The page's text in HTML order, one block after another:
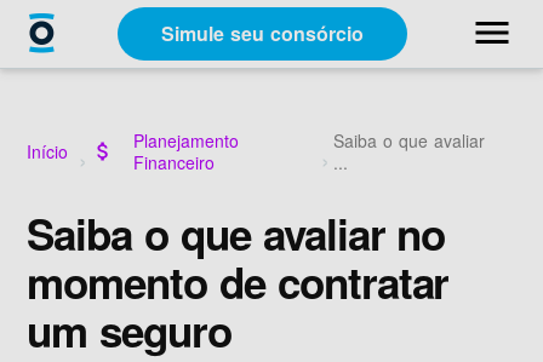
Simule seu consórcio menu
close
Categorias
Materiais Gratuitos
Sobre a Racon
Início attach_money
Planejamento
Financeiro
Saiba o que avaliar
...
Saiba o que avaliar no
momento de contratar
um seguro